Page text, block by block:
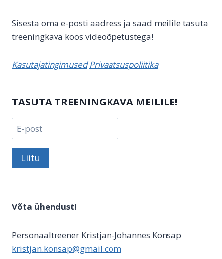
Sisesta oma e-posti aadress ja saad meilile tasuta
treeningkava koos videoõpetustega!
Kasutajatingimused Privaatsuspoliitika
TASUTA TREENINGKAVA MEILILE!
Liitu
Võta ühendust!
Personaaltreener Kristjan-Johannes Konsap
kristjan.konsap@gmail.com